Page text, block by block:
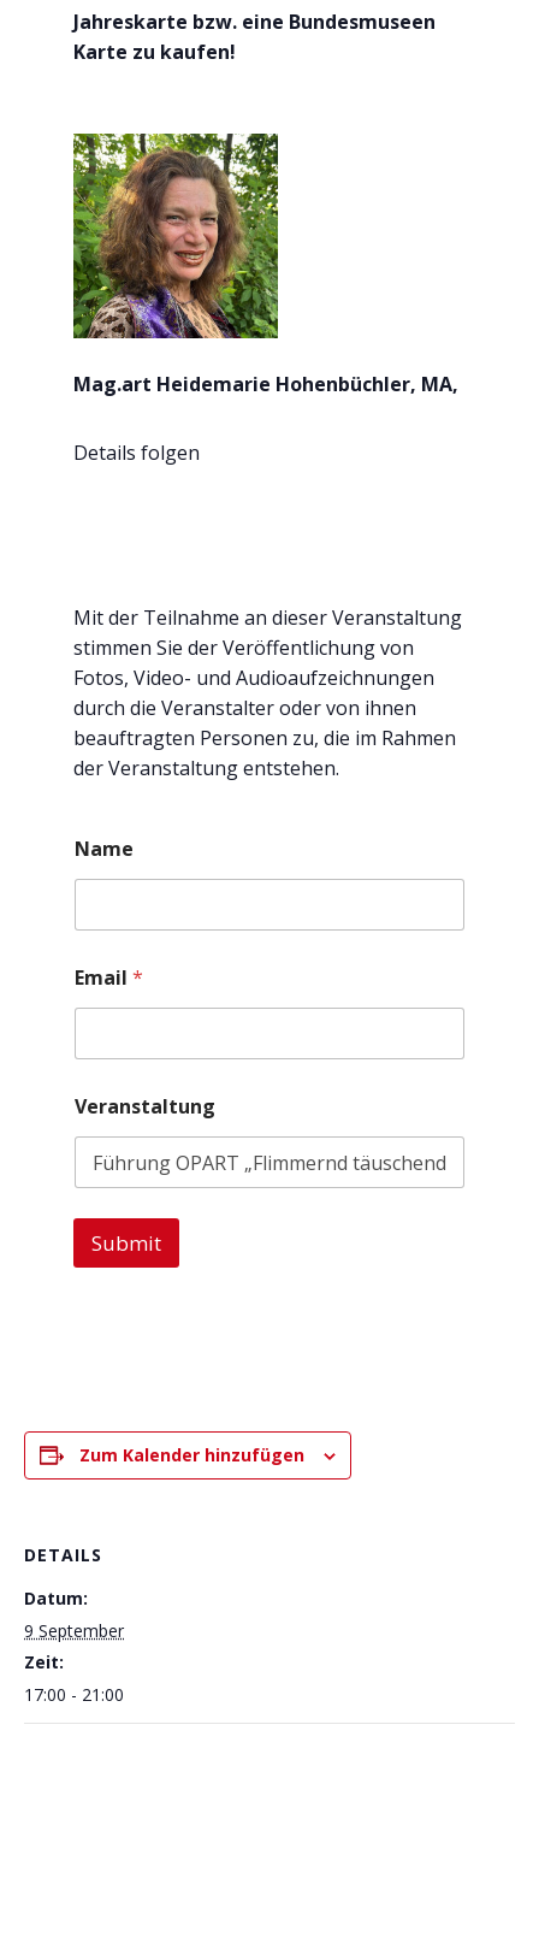
Jahreskarte bzw. eine Bundesmuseen
Karte zu kaufen!
Mag.art Heidemarie Hohenbüchler, MA,
Details folgen
Mit der Teilnahme an dieser Veranstaltung
stimmen Sie der Veröffentlichung von
Fotos, Video- und Audioaufzeichnungen
durch die Veranstalter oder von ihnen
beauftragten Personen zu, die im Rahmen
der Veranstaltung entstehen.
Name
Email *
Veranstaltung
Submit
Zum Kalender hinzufügen
DETAILS
Datum:
9 September
Zeit:
17:00 - 21:00